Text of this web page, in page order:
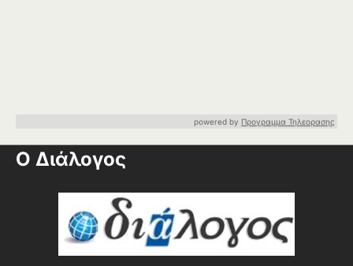
powered by Προγραμμα Τηλεορασης
Ο Διάλογος